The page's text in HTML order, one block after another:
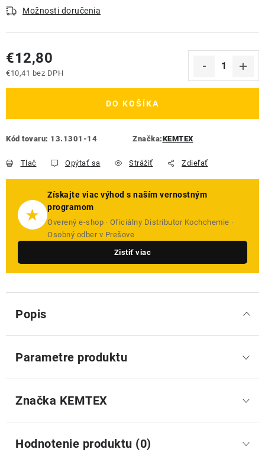
Možnosti doručenia
€12,80
€10,41 bez DPH
DO KOŠÍKA
Kód tovaru: 13.1301-14 Značka:KEMTEX
Tlač Opýtať sa Strážiť Zdieľať
★
Získajte viac výhod s naším vernostným
programom
Overený e-shop · Oficiálny Distributor Kochchemie ·
Osobný odber v Prešove
Zistiť viac
Popis
Parametre produktu
Značka KEMTEX
Hodnotenie produktu (0)